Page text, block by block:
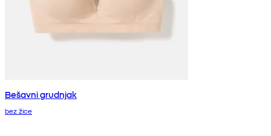
Bešavni grudnjak
bez žice